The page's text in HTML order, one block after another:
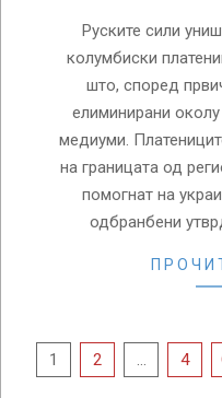
Руските сили
колумбиски
што, според
елиминирани
медиуми.
на границата од
помогнат на
одбранбени
Posts
1 2 … 4